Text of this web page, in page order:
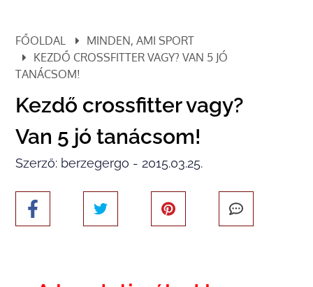
FŐOLDAL
MINDEN, AMI SPORT
KEZDŐ CROSSFITTER VAGY? VAN 5 JÓ
TANÁCSOM!
Kezdő crossfitter vagy?
Van 5 jó tanácsom!
Szerző: berzegergo - 2015.03.25.